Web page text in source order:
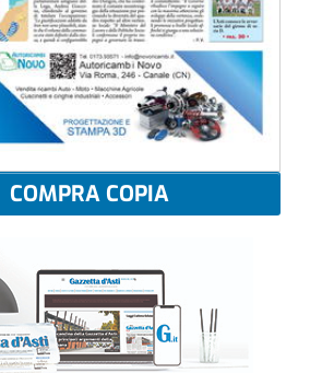
COMPRA COPIA